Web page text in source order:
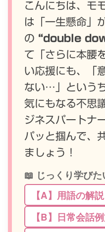
こんにちは、モ
は「一生懸命」
の “double
て「さらに本腰
い応援にも、「
ない…」という
気にもなる不思
ジネスパートナ
パッと掴んで、
ましょう！
📖 じっくり学びた
【A】用語の解説
【B】日常会話